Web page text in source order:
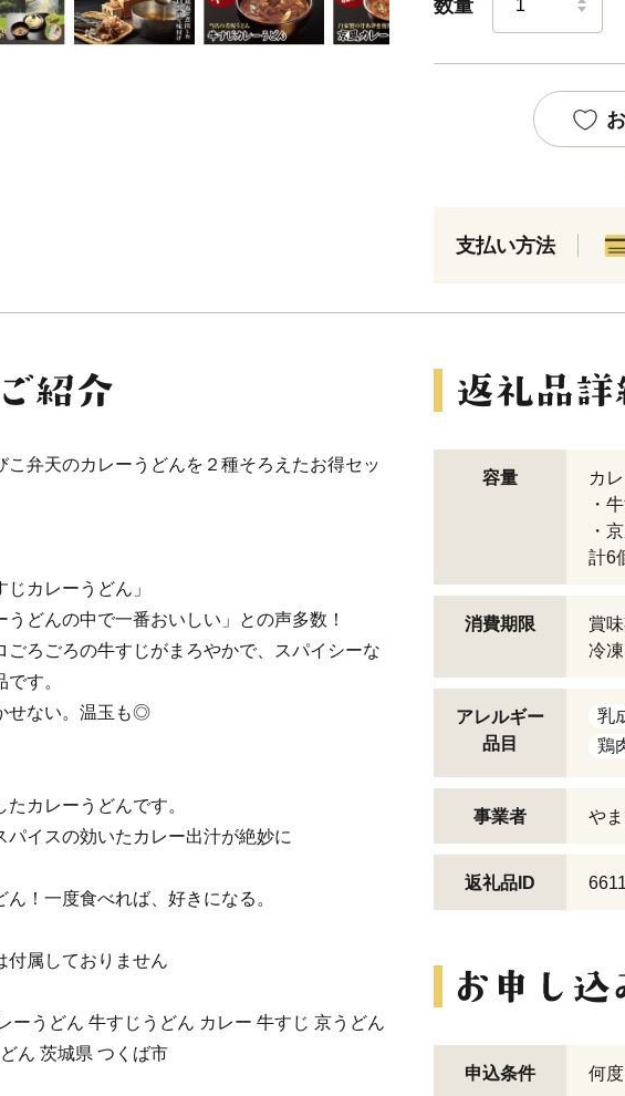
数量
支払い方法
こ弁天のカレーうどんを２種そろえたお得セッ
カレーうどん」
うどんの中で一番おいしい」との声多数！
ごろごろの牛すじがまろやかで、スパイシーな
す。
せない。温玉も◎
カレーうどんです。
パイスの効いたカレー出汁が絶妙に
！一度食べれば、好きになる。
属しておりません
ーうどん 牛すじうどん カレー 牛すじ 京うどん
ん 茨城県 つくば市
容量
カ
・
・
計6
消費期限
賞
冷
アレルギー
品目
乳
鶏
事業者 や
返礼品ID
申込条件 何